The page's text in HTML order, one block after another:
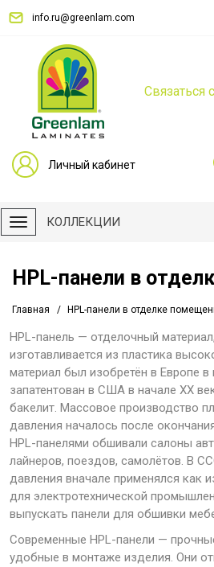
info.ru@greenlam.com
Связаться
Личный кабинет
КОЛЛЕКЦИИ
HPL-панели в
Главная HPL-панели в отделке
HPL-панель — отделочный
изготавливается из пластика
материал был изобретён в Европе в
запатентован в США в начале XX
бакелит. Массовое производство
давления началось после
HPL-панелями обшивали салоны
лайнеров, поездов, самолётов. В
давления вначале применялся как
для электротехнической
выпускать панели для обшивки
Современные HPL-панели —
удобные в монтаже изделия. Они